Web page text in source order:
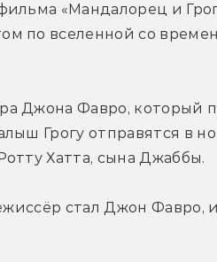
«Мандалорец и
по вселенной со времен
Джона Фавро, который
Грогу отправятся в
Хатта, сына Джаббы.
стал Джон Фавро,